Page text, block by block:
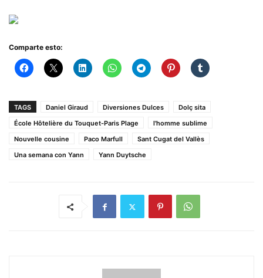
Comparte esto:
TAGS Daniel Giraud Diversiones Dulces
Dolç sita
École Hôtelière du Touquet-Paris Plage
l'homme sublime
Nouvelle cousine
Paco Marfull
Sant Cugat del Vallès
Una semana con Yann
Yann Duytsche